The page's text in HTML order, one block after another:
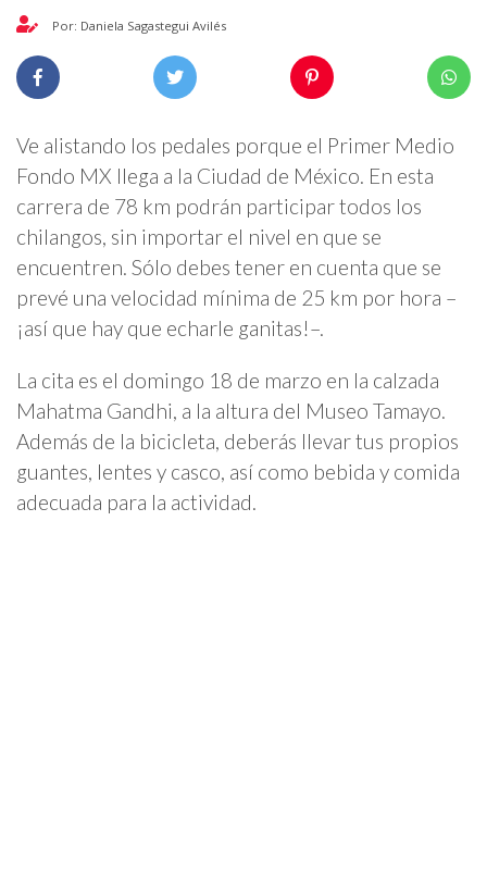
Por: Daniela Sagastegui Avilés
Ve alistando los pedales porque el Primer Medio
Fondo MX llega a la Ciudad de México. En esta
carrera de 78 km podrán participar todos los
chilangos, sin importar el nivel en que se
encuentren. Sólo debes tener en cuenta que se
prevé una velocidad mínima de 25 km por hora –
¡así que hay que echarle ganitas!–.
La cita es el domingo 18 de marzo en la calzada
Mahatma Gandhi, a la altura del Museo Tamayo.
Además de la bicicleta, deberás llevar tus propios
guantes, lentes y casco, así como bebida y comida
adecuada para la actividad.